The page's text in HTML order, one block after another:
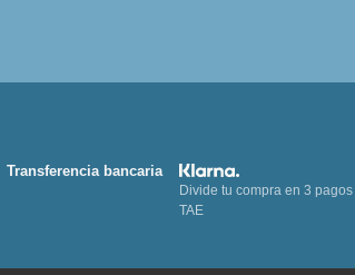
Transferencia bancaria
Divide tu compra en 3 pagos
TAE